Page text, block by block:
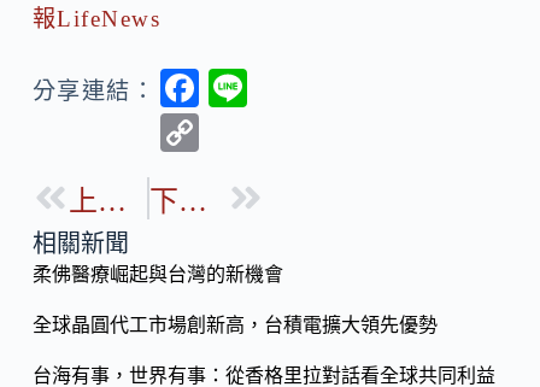
報LifeNews
分享連結：
F
b
o
k
p
Li
n
k
上一篇 下一篇
相關新聞
柔佛醫療崛起與台灣的新機會
全球晶圓代工市場創新高，台積電擴大領先優勢
台海有事，世界有事：從香格里拉對話看全球共同利益